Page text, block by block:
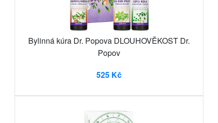
Bylinná kúra Dr. Popova DLOUHOVĚKOST Dr.
Popov
525 Kč